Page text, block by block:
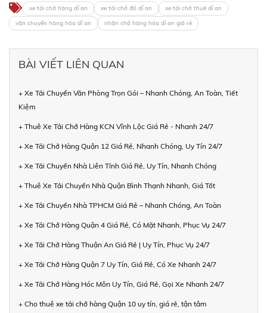
xe tải chở hàng dĩ an xe tải chở đồ dĩ an
xe tải chở thuê dĩ an
vận chuyển hàng hóa dĩ an
nhận chở hàng hóa dĩ an giá rẻ
BÀI VIẾT LIÊN QUAN
+ Xe Tải Chuyển Văn Phòng Trọn Gói – Nhanh Chóng, An Toàn, Tiết
Kiệm
+ Thuê Xe Tải Chở Hàng KCN Vĩnh Lộc Giá Rẻ - Nhanh 24/7
+ Xe Tải Chở Hàng Quận 12 Giá Rẻ, Nhanh Chóng, Uy Tín 24/7
+ Xe Tải Chuyển Nhà Liên Tỉnh Giá Rẻ, Uy Tín, Nhanh Chóng
+ Thuê Xe Tải Chuyển Nhà Quận Bình Thạnh Nhanh, Giá Tốt
+ Xe Tải Chuyển Nhà TPHCM Giá Rẻ – Nhanh Chóng, An Toàn
+ Xe Tải Chở Hàng Quận 4 Giá Rẻ, Có Mặt Nhanh, Phục Vụ 24/7
+ Xe Tải Chở Hàng Thuận An Giá Rẻ | Uy Tín, Phục Vụ 24/7
+ Xe Tải Chở Hàng Quận 7 Uy Tín, Giá Rẻ, Có Xe Nhanh 24/7
+ Xe Tải Chở Hàng Hóc Môn Uy Tín, Giá Rẻ, Gọi Xe Nhanh 24/7
+ Cho thuê xe tải chở hàng Quận 10 uy tín, giá rẻ, tận tâm